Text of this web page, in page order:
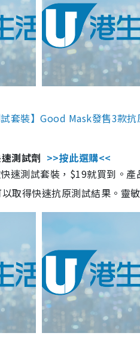
套裝】Good Mask發售3款
測試劑 >>按此選購<<
速測試套裝，$19就買到。
取得快速抗原測試結果。靈